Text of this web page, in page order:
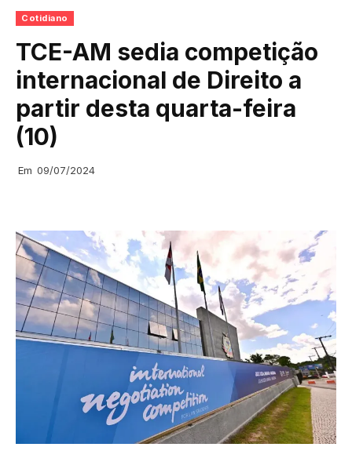
Cotidiano
TCE-AM sedia competição
internacional de Direito a
partir desta quarta-feira
(10)
Em 09/07/2024